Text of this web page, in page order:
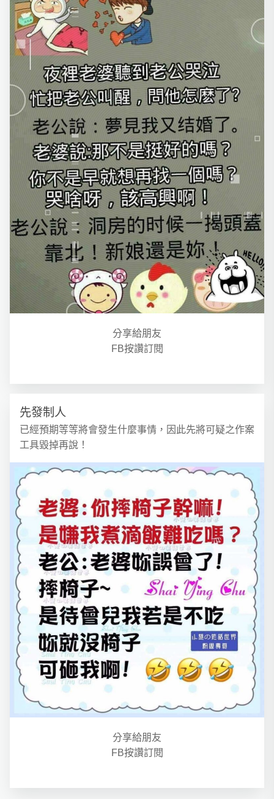
分享給朋友
FB按讚訂閱
先發制人
已經預期等等將會發生什麼事情，因此先將可疑之作案
工具毀掉再說！
分享給朋友
FB按讚訂閱